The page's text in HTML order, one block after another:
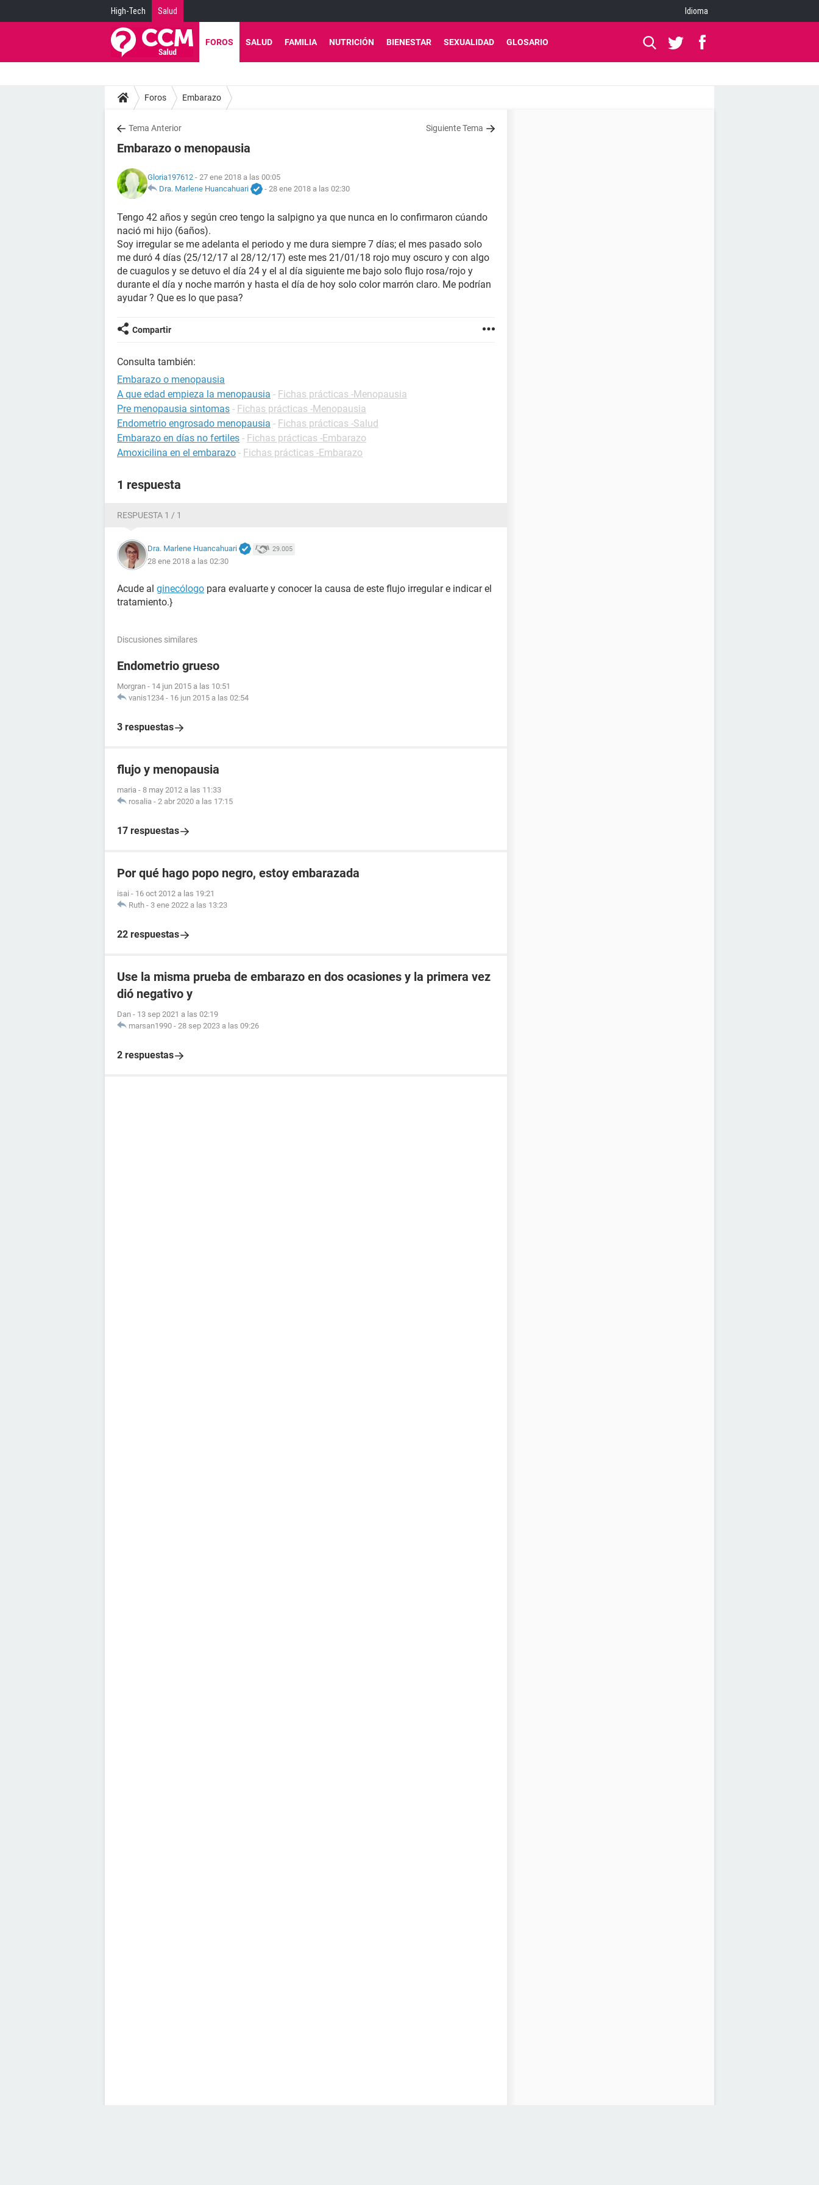
High-Tech Salud Idioma
FOROS SALUD FAMILIA NUTRICIÓN BIENESTAR SEXUALIDAD GLOSARIO
Foros Embarazo
Tema Anterior Siguiente Tema
Embarazo o menopausia
Gloria197612 - 27 ene 2018 a las 00:05
Dra. Marlene Huancahuari
- 28 ene 2018 a las 02:30
Tengo 42 años y según creo tengo la salpigno ya que nunca en lo confirmaron cúando
nació mi hijo (6años).
Soy irregular se me adelanta el periodo y me dura siempre 7 días; el mes pasado solo
me duró 4 días (25/12/17 al 28/12/17) este mes 21/01/18 rojo muy oscuro y con algo
de cuagulos y se detuvo el día 24 y el al día siguiente me bajo solo flujo rosa/rojo y
durante el día y noche marrón y hasta el día de hoy solo color marrón claro. Me podrían
ayudar ? Que es lo que pasa?
Compartir
Consulta también:
Embarazo o menopausia
A que edad empieza la menopausia - Fichas prácticas -Menopausia
Pre menopausia sintomas - Fichas prácticas -Menopausia
Endometrio engrosado menopausia - Fichas prácticas -Salud
Embarazo en días no fertiles - Fichas prácticas -Embarazo
Amoxicilina en el embarazo - Fichas prácticas -Embarazo
1 respuesta
RESPUESTA 1 / 1
Dra. Marlene Huancahuari 29.005
28 ene 2018 a las 02:30
Acude al ginecólogo para evaluarte y conocer la causa de este flujo irregular e indicar el
tratamiento.}
Discusiones similares
Endometrio grueso
Morgran - 14 jun 2015 a las 10:51
vanis1234 - 16 jun 2015 a las 02:54
3 respuestas
flujo y menopausia
maria - 8 may 2012 a las 11:33
rosalia - 2 abr 2020 a las 17:15
17 respuestas
Por qué hago popo negro, estoy embarazada
isai - 16 oct 2012 a las 19:21
Ruth - 3 ene 2022 a las 13:23
22 respuestas
Use la misma prueba de embarazo en dos ocasiones y la primera vez
dió negativo y
Dan - 13 sep 2021 a las 02:19
marsan1990 - 28 sep 2023 a las 09:26
2 respuestas